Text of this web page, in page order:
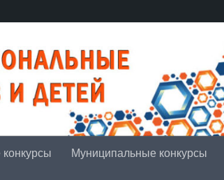
Муниципальные конкурсы